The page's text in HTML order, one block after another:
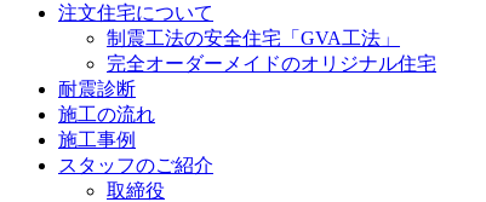
注文住宅について
制震工法の安全住宅「GVA工法」
完全オーダーメイドのオリジナル住宅
耐震診断
施工の流れ
施工事例
スタッフのご紹介
取締役